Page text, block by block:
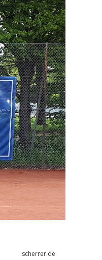
scherrer.de